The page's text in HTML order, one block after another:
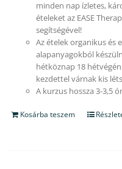
minden nap ízletes,
ételeket az EASE
segítségével!
Az ételek organikus és
alapanyagokból
hétköznap 18
kezdettel várnak kis
A kurzus hossza 3-3,5
Kosárba teszem